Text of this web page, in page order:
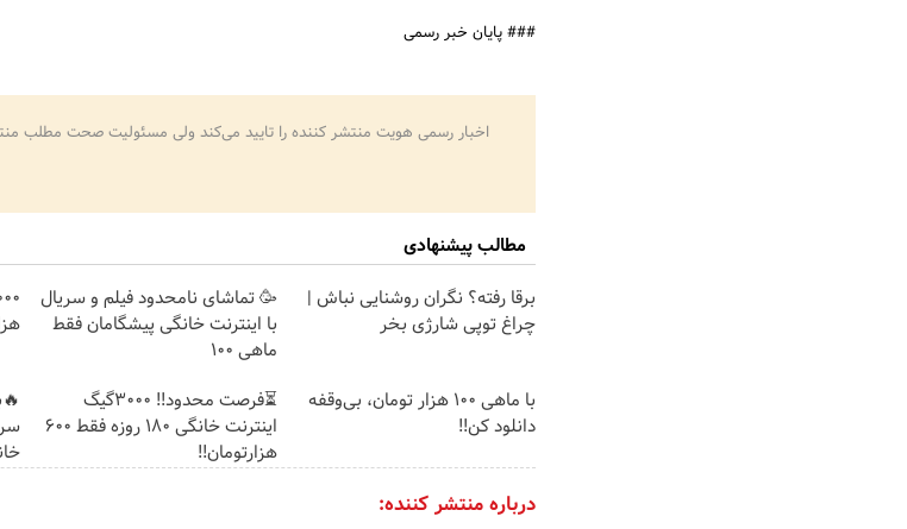
### پایان خبر رسمی
اخبار رسمی هویت منتشر کننده را تایید می‌کند ولی مسئولیت صحت مطلب
مطالب پیشنهادی
برقا رفته؟ نگران روشنایی نباش |
چراغ توپی شارژی بخر
🥳 تماشای نامحدود فیلم و سریال
با اینترنت خانگی پیشگامان فقط
ماهی 100
با ماهی 100 هزار تومان، بی‌وقفه
دانلود کن!!
⏳فرصت محدود!! 3000گیگ
اینترنت خانگی 180 روزه فقط 600
هزارتومان!!
درباره منتشر کننده: